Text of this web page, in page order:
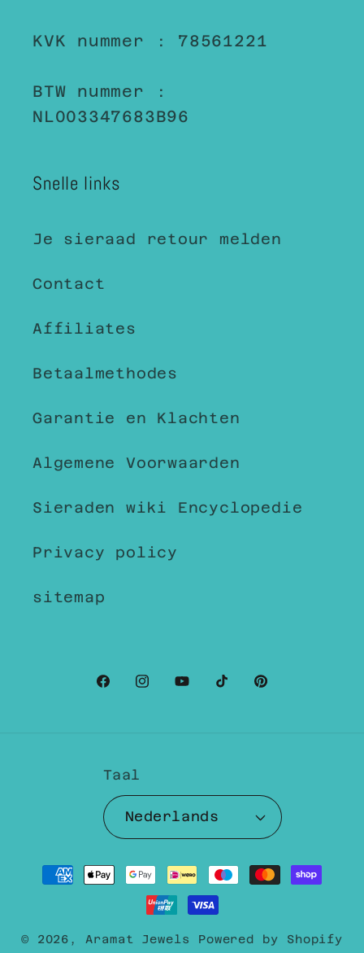
KVK nummer : 78561221
BTW nummer :
NL003347683B96
Snelle links
Je sieraad retour melden
Contact
Affiliates
Betaalmethodes
Garantie en Klachten
Algemene Voorwaarden
Sieraden wiki Encyclopedie
Privacy policy
sitemap
Facebook
Instagram
YouTubeTikTokPinterest
Taal
Nederlands
Betaalmethoden
© 2026, Aramat Jewels Powered by Shopify